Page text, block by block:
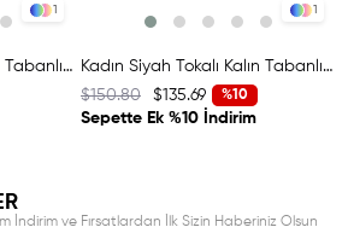
1
Kadın Siyah Tokalı Kalın Tabanlı Rugan Deri Loafer
1
Kadın Siyah Tokalı Kalın Tabanlı Deri Loafer
%10
$135.69
$150.80
Sepette Ek %10 İndirim
İndirim ve Fırsatlardan İlk Sizin Haberiniz Olsun